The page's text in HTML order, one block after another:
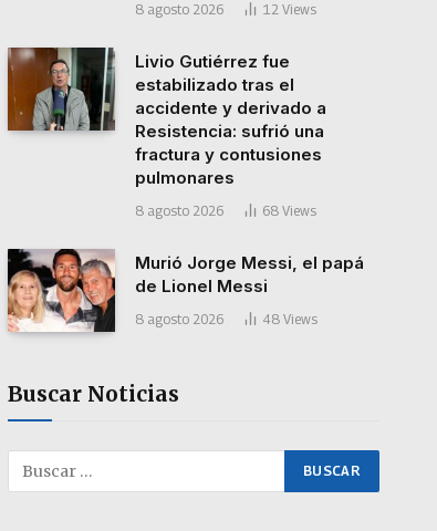
8 agosto 2026 12 Views
Livio Gutiérrez fue
estabilizado tras el
accidente y derivado a
Resistencia: sufrió una
fractura y contusiones
pulmonares
8 agosto 2026 68 Views
Murió Jorge Messi, el papá
de Lionel Messi
8 agosto 2026 48 Views
Buscar Noticias